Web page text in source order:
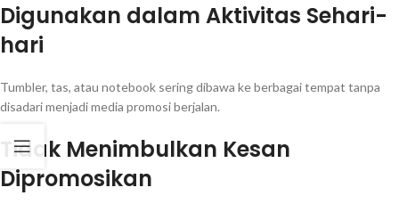
Digunakan dalam Aktivitas Sehari-
hari
Tumbler, tas, atau notebook sering dibawa ke berbagai tempat tanpa
disadari menjadi media promosi berjalan.
Tidak Menimbulkan Kesan
Dipromosikan